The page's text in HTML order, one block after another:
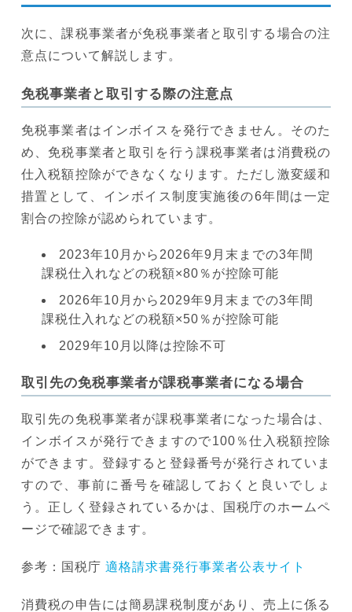
次に、課税事業者が免税事業者と取引する場合の注
意点について解説します。
免税事業者と取引する際の注意点
免税事業者はインボイスを発行できません。そのた
め、免税事業者と取引を行う課税事業者は消費税の
仕入税額控除ができなくなります。ただし激変緩和
措置として、インボイス制度実施後の6年間は一定
割合の控除が認められています。
2023年10月から2026年9月末までの3年間
課税仕入れなどの税額×80％が控除可能
2026年10月から2029年9月末までの3年間
課税仕入れなどの税額×50％が控除可能
2029年10月以降は控除不可
取引先の免税事業者が課税事業者になる場合
取引先の免税事業者が課税事業者になった場合は、
インボイスが発行できますので100％仕入税額控除
ができます。登録すると登録番号が発行されていま
すので、事前に番号を確認しておくと良いでしょ
う。正しく登録されているかは、国税庁のホームペ
ージで確認できます。
参考：国税庁 適格請求書発行事業者公表サイト
消費税の申告には簡易課税制度があり、売上に係る